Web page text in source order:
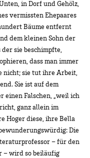
in Dorf und Gehölz,
vermissten Ehepaares
Bäume entfernt
dem kleinen Sohn der
sie beschimpfte,
dass man immer
nicht; sie tut ihre Arbeit,
Sie ist auf dem
einen Falschen, „weil ich
ganz allein im
Hoger diese, ihre Bella
Die
– für den
– wird so beiläufig